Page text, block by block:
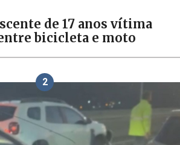
de 17 anos vítima
bicicleta e moto
2